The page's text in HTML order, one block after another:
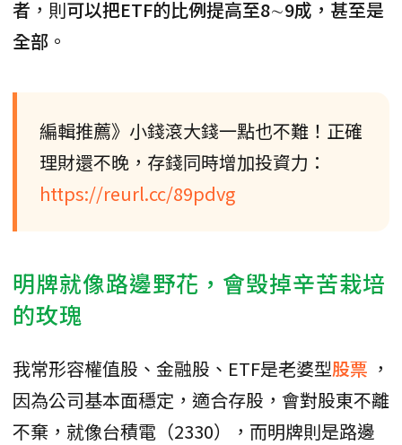
者 ，則可以把ETF的比例提高至8∼9成，甚至是
全部 。
編輯推薦》小錢滾大錢一點也不難！正確
理財還不晚，存錢同時增加投資力：
https://reurl.cc/89pdvg
明牌就像路邊野花，會毁掉辛苦栽培
的玫瑰
我常形容權值股、金融股、ETF是老婆型股票 ，
因為公司基本面穩定，適合存股，會對股東不離
不棄，就像台積電（2330），而明牌則是路邊